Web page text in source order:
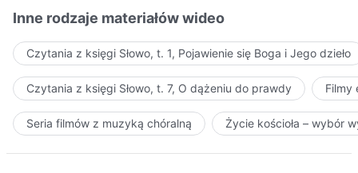
Inne rodzaje materiałów wideo
Czytania z księgi Słowo, t. 1, Pojawienie się Boga i Jego dzieło
Czytania z księgi Słowo, t. 7, O dążeniu do prawdy Filmy
Seria filmów z muzyką chóralną Życie kościoła – wybór